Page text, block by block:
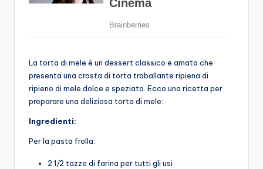
La torta di mele è un dessert classico e amato che
presenta una crosta di torta traballante ripiena di
ripieno di mele dolce e speziato. Ecco una ricetta per
preparare una deliziosa torta di mele:
Ingredienti:
Per la pasta frolla:
2 1/2 tazze di farina per tutti gli usi